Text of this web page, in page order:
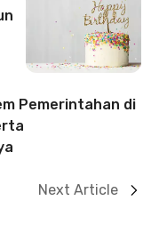
Pemerintahan di
Next Article